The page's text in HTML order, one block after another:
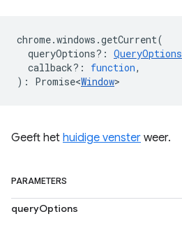
chrome.windows .getCurrent(
queryOptions? : QueryOptions
callback? : function,
) : Promise<Window>
Geeft het huidige venster weer.
PARAMETERS
queryOptions